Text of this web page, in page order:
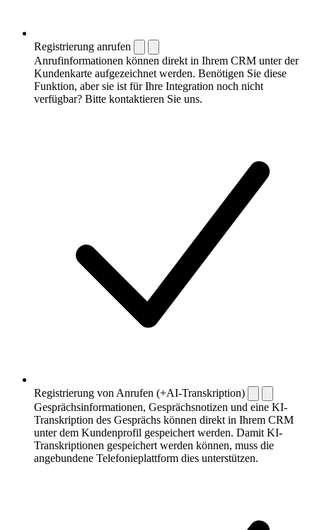
Registrierung anrufen
Anrufinformationen können direkt in Ihrem CRM unter der
Kundenkarte aufgezeichnet werden. Benötigen Sie diese
Funktion, aber sie ist für Ihre Integration noch nicht
verfügbar? Bitte kontaktieren Sie uns.
Registrierung von Anrufen (+AI-Transkription)
Gesprächsinformationen, Gesprächsnotizen und eine KI-
Transkription des Gesprächs können direkt in Ihrem CRM
unter dem Kundenprofil gespeichert werden. Damit KI-
Transkriptionen gespeichert werden können, muss die
angebundene Telefonieplattform dies unterstützen.